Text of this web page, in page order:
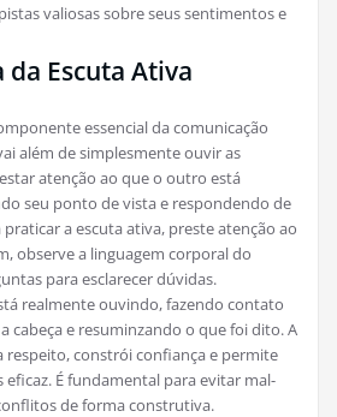
valiosas sobre seus sentimentos e
Escuta Ativa
essencial da comunicação
além de simplesmente ouvir as
atenção ao que o outro está
seu ponto de vista e respondendo de
a escuta ativa, preste atenção ao
observe a linguagem corporal do
para esclarecer dúvidas.
realmente ouvindo, fazendo contato
cabeça e resuminzando o que foi dito. A
respeito, constrói confiança e permite
eficaz. É fundamental para evitar mal-
de forma construtiva.